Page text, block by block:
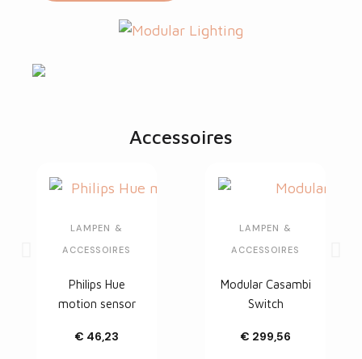
Accessoires
LAMPEN &
ACCESSOIRES
Philips Hue
motion sensor
€ 46,23
In
winkelwagen
LAMPEN &
ACCESSOIRES
Modular Casambi
Switch
€ 299,56
Customize